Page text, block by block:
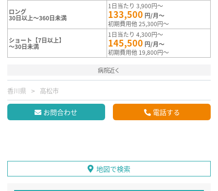
ロング
30日以上～360日未満
1日当たり 3,900円～
133,500 円/月～
初期費用他 25,300円～
ショート【7日以上】
～30日未満
1日当たり 4,300円～
145,500 円/月～
初期費用他 19,800円～
病院近く
香川県 高松市
お問合わせ 電話する
地図で検索